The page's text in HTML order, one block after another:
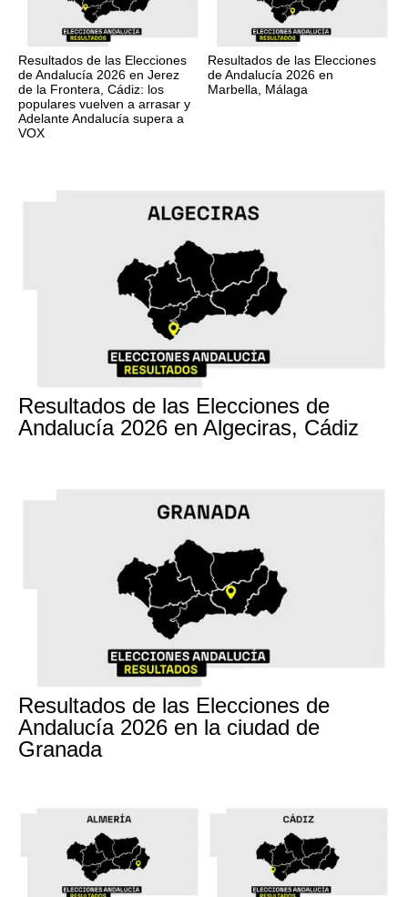
Resultados de las Elecciones
de Andalucía 2026 en Jerez
de la Frontera, Cádiz: los
populares vuelven a arrasar y
Adelante Andalucía supera a
VOX
Resultados de las Elecciones
de Andalucía 2026 en
Marbella, Málaga
Resultados de las Elecciones de
Andalucía 2026 en Algeciras, Cádiz
Resultados de las Elecciones de
Andalucía 2026 en la ciudad de
Granada